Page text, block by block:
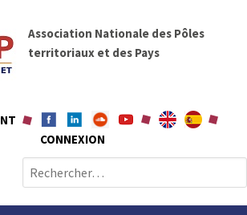
Association Nationale des Pôles
territoriaux et des Pays
CONNEXION
e
c